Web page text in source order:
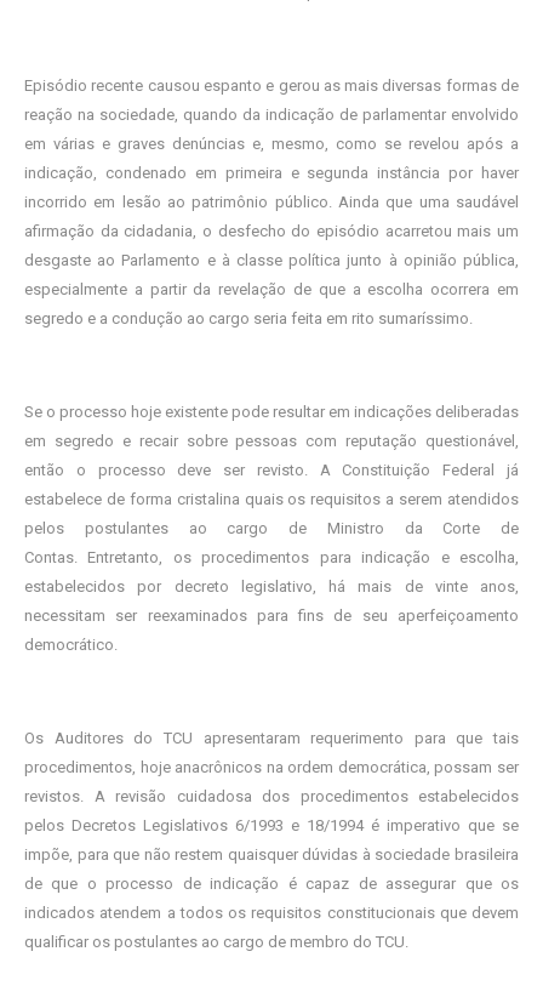
Episódio recente causou espanto e gerou as mais diversas formas de
reação na sociedade, quando da indicação de parlamentar envolvido
em várias e graves denúncias e, mesmo, como se revelou após a
indicação, condenado em primeira e segunda instância por haver
incorrido em lesão ao patrimônio público. Ainda que uma saudável
afirmação da cidadania, o desfecho do episódio acarretou mais um
desgaste ao Parlamento e à classe política junto à opinião pública,
especialmente a partir da revelação de que a escolha ocorrera em
segredo e a condução ao cargo seria feita em rito sumaríssimo.
Se o processo hoje existente pode resultar em indicações deliberadas
em segredo e recair sobre pessoas com reputação questionável,
então o processo deve ser revisto. A Constituição Federal já
estabelece de forma cristalina quais os requisitos a serem atendidos
pelos postulantes ao cargo de Ministro da Corte de
Contas. Entretanto, os procedimentos para indicação e escolha,
estabelecidos por decreto legislativo, há mais de vinte anos,
necessitam ser reexaminados para fins de seu aperfeiçoamento
democrático.
Os Auditores do TCU apresentaram requerimento para que tais
procedimentos, hoje anacrônicos na ordem democrática, possam ser
revistos. A revisão cuidadosa dos procedimentos estabelecidos
pelos Decretos Legislativos 6/1993 e 18/1994 é imperativo que se
impõe, para que não restem quaisquer dúvidas à sociedade brasileira
de que o processo de indicação é capaz de assegurar que os
indicados atendem a todos os requisitos constitucionais que devem
qualificar os postulantes ao cargo de membro do TCU.